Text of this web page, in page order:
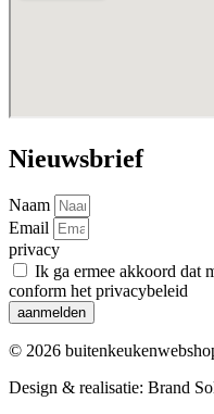
Nieuwsbrief
Naam
Email
privacy
Ik ga ermee akkoord dat
conform het privacybeleid
aanmelden
© 2026
Design & realisatie: Brand